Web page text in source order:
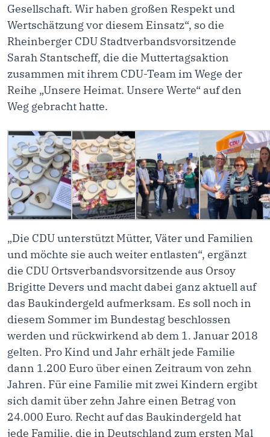
Gesellschaft. Wir haben großen Respekt und
Wertschätzung vor diesem Einsatz“, so die
Rheinberger CDU Stadtverbandsvorsitzende
Sarah Stantscheff, die die Muttertagsaktion
zusammen mit ihrem CDU-Team im Wege der
Reihe „Unsere Heimat. Unsere Werte“ auf den
Weg gebracht hatte.
„Die CDU unterstützt Mütter, Väter und Familien
und möchte sie auch weiter entlasten“, ergänzt
die CDU Ortsverbandsvorsitzende aus Orsoy
Brigitte Devers und macht dabei ganz aktuell auf
das Baukindergeld aufmerksam. Es soll noch in
diesem Sommer im Bundestag beschlossen
werden und rückwirkend ab dem 1. Januar 2018
gelten. Pro Kind und Jahr erhält jede Familie
dann 1.200 Euro über einen Zeitraum von zehn
Jahren. Für eine Familie mit zwei Kindern ergibt
sich damit über zehn Jahre einen Betrag von
24.000 Euro. Recht auf das Baukindergeld hat
jede Familie, die in Deutschland zum ersten Mal